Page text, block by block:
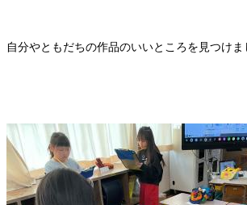
自分やともだちの作品のいいところを見つけま